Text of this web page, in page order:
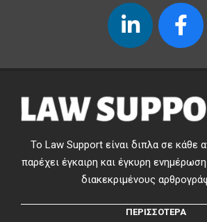
Το Law Support είναι διπλα σε κάθε
παρέχει έγκαιρη και έγκυρη
διακεκριμένους
ΠΕΡΙΣΣΟΤΕΡΑ